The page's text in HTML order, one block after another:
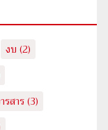
งบ (2)
รสาร(3)